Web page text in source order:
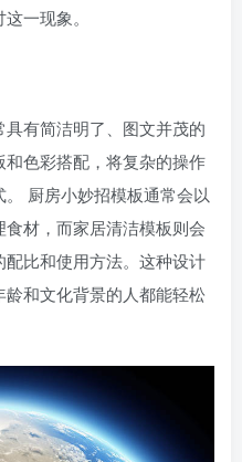
一现象。
具有简洁明了、图文并茂的
色彩搭配，将复杂的操作
厨房小妙招模板通常会以
材，而家居清洁模板则会
比和使用方法。这种设计
和文化背景的人都能轻松